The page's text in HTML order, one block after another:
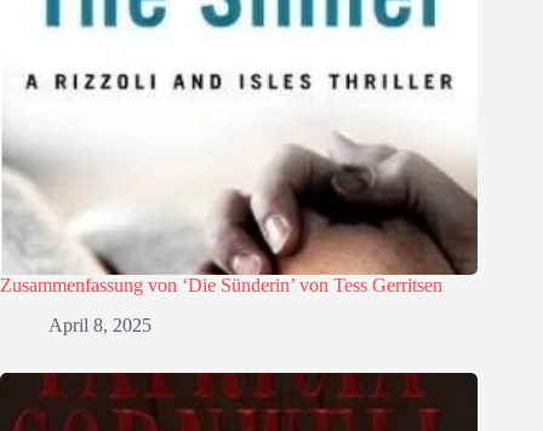
Zusammenfassung von ‘Die Sünderin’ von Tess Gerritsen
April 8, 2025